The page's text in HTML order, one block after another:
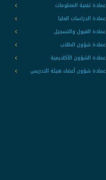
عمادة تقنية المعلومات
عمادة الدراسات العليا
عمادة القبول والتسجيل
عمادة شؤون الطلاب
عمادة الشؤون الأكاديمية
عمادة شؤون أعضاء هيئة التدريس